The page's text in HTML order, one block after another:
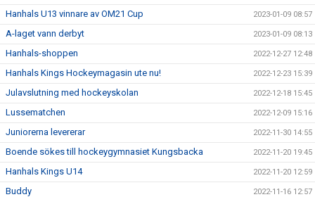
Hanhals U13 vinnare av OM21 Cup 2023-01-09 08:57
A-laget vann derbyt 2023-01-09 08:13
Hanhals-shoppen 2022-12-27 12:48
Hanhals Kings Hockeymagasin ute nu! 2022-12-23 15:39
Julavslutning med hockeyskolan 2022-12-18 15:45
Lussematchen 2022-12-09 15:16
Juniorerna levererar 2022-11-30 14:55
Boende sökes till hockeygymnasiet Kungsbacka 2022-11-20 19:45
Hanhals Kings U14 2022-11-20 12:59
Buddy 2022-11-16 12:57